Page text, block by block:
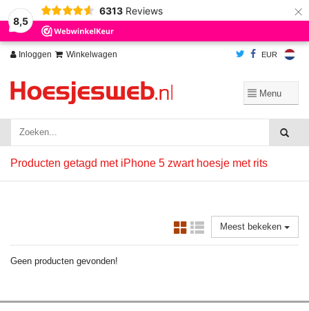
8,5
6313 Reviews ×
Inloggen Winkelwagen EUR
Producten getagd met iPhone 5 zwart hoesje met rits
Meest bekeken
Geen producten gevonden!
Wij slaan cookies op om onze website te verbeteren. Is dat akkoord?
Ja
Nee